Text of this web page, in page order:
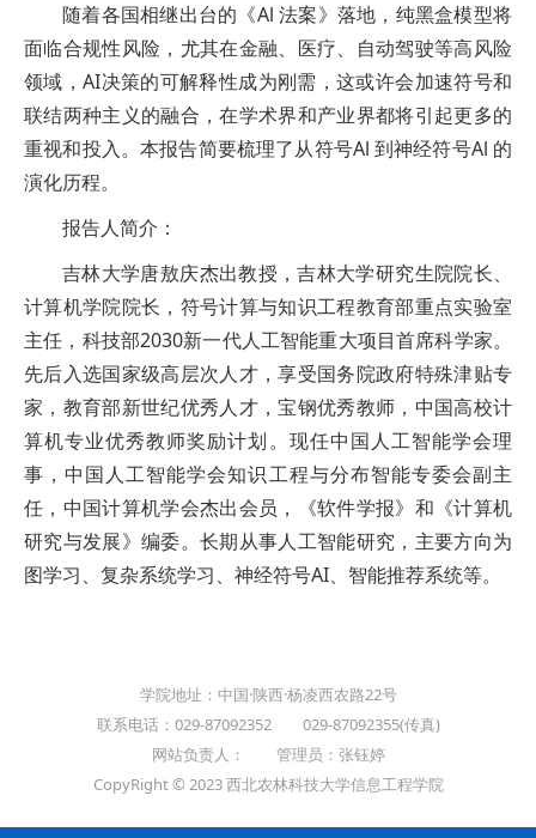
随着各国相继出台的《Al 法案》落地，纯黑盒模型将
面临合规性风险，尤其在金融、医疗、自动驾驶等高风险
领域，AI决策的可解释性成为刚需，这或许会加速符号和
联结两种主义的融合，在学术界和产业界都将引起更多的
重视和投入。本报告简要梳理了从符号Al 到神经符号Al 的
演化历程。
报告人简介：
吉林大学唐敖庆杰出教授，吉林大学研究生院院长、
计算机学院院长，符号计算与知识工程教育部重点实验室
主任，科技部2030新一代人工智能重大项目首席科学家。
先后入选国家级高层次人才，享受国务院政府特殊津贴专
家，教育部新世纪优秀人才，宝钢优秀教师，中国高校计
算机专业优秀教师奖励计划。现任中国人工智能学会理
事，中国人工智能学会知识工程与分布智能专委会副主
任，中国计算机学会杰出会员，《软件学报》和《计算机
研究与发展》编委。长期从事人工智能研究，主要方向为
图学习、复杂系统学习、神经符号AI、智能推荐系统等。
学院地址：中国·陕西·杨凌西农路22号
联系电话：029-87092352 029-87092355(传真)
网站负责人： 管理员：张钰婷
CopyRight © 2023 西北农林科技大学信息工程学院